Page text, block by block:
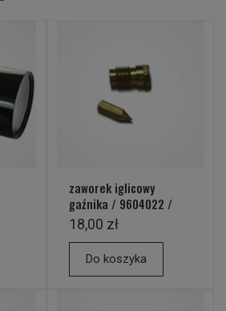
zaworek iglicowy
gaźnika / 9604022 /
18,00 zł
Do koszyka